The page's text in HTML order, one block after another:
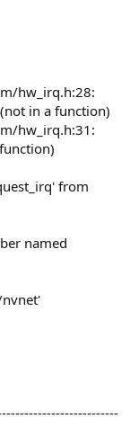
hw_irq.h:28:
(not in a function)
hw_irq.h:31:
from
named